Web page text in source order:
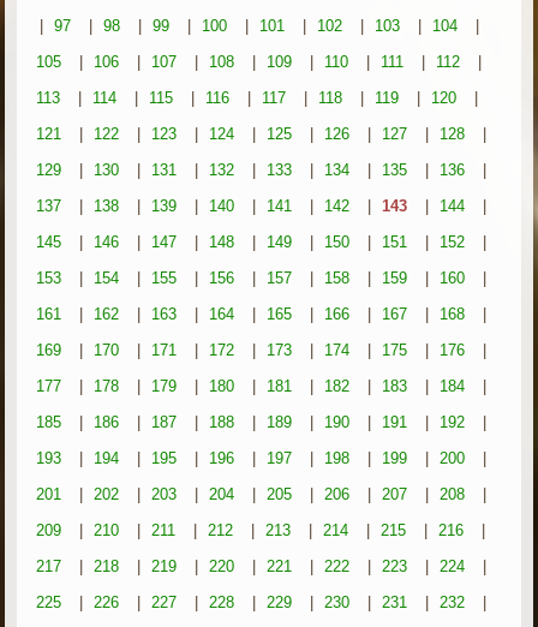
|
97 | 98 | 99 | 100 | 101 | 102 | 103 | 104
|
105
| 106 | 107 | 108 | 109 | 110 | 111 | 112
|
113
| 114 | 115 | 116 | 117 | 118 | 119 | 120
|
121
| 122 | 123 | 124 | 125 | 126 | 127 | 128
|
129
| 130 | 131 | 132 | 133 | 134 | 135 | 136
|
137
| 138 | 139 | 140 | 141 | 142 | 143 | 144
|
145
| 146 | 147 | 148 | 149 | 150 | 151 | 152
|
153
| 154 | 155 | 156 | 157 | 158 | 159 | 160
|
161
| 162 | 163 | 164 | 165 | 166 | 167 | 168
|
169
| 170 | 171 | 172 | 173 | 174 | 175 | 176
|
177
| 178 | 179 | 180 | 181 | 182 | 183 | 184
|
185
| 186 | 187 | 188 | 189 | 190 | 191 | 192
|
193
| 194 | 195 | 196 | 197 | 198 | 199 | 200
|
201
| 202 | 203 | 204 | 205 | 206 | 207 | 208
|
209
| 210 | 211 | 212 | 213 | 214 | 215 | 216
|
217
| 218 | 219 | 220 | 221 | 222 | 223 | 224
|
225
| 226 | 227 | 228 | 229 | 230 | 231 | 232
|